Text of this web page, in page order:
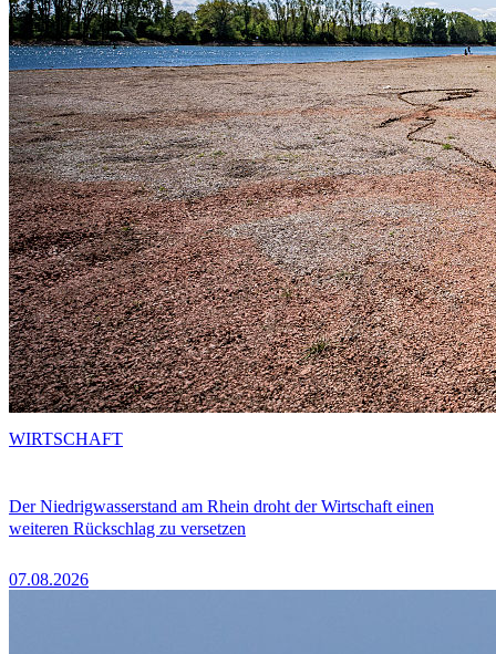
Der Niedrigwasserstand am Rhein droht der Wirtschaft einen
weiteren Rückschlag zu versetzen
07.08.2026
WIRTSCHAFT